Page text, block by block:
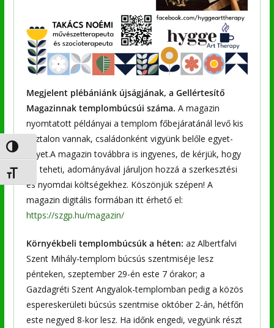
Nagy kontraszt váltása
Betűméret váltása
Megjelent plébániánk újságjának, a Gellértesítő
Magazinnak templombúcsúi száma. A magazin
nyomtatott példányai a templom főbejáratánál levő kis
asztalon vannak, családonként vigyünk belőle egyet-
egyet.A magazin továbbra is ingyenes, de kérjük, hogy
aki teheti, adományával járuljon hozzá a szerkesztési
és nyomdai költségekhez. Köszönjük szépen! A
magazin digitális formában itt érhető el:
https://szgp.hu/magazin/
Környékbeli templombúcsúk a héten: az Albertfalvi
Szent Mihály-templom búcsús szentmiséje lesz
pénteken, szeptember 29-én este 7 órakor; a
Gazdagréti Szent Angyalok-templomban pedig a közös
espereskerületi búcsús szentmise október 2-án, hétfőn
este negyed 8-kor lesz. Ha időnk engedi, vegyünk részt